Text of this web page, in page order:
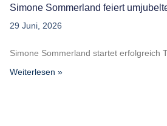
Simone Sommerland feiert
29 Juni, 2026
Simone Sommerland startet erfolgreich
Weiterlesen »